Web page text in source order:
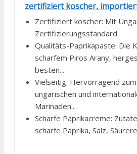
zertifiziert koscher,
Zertifiziert koscher: Mit
Zertifizierungsstandard
Qualitäts-Paprikapaste: Die
scharfem Piros Arany,
besten...
Vielseitig: Hervorragend
ungarischen und
Marinaden...
Scharfe Paprikacreme:
scharfe Paprika, Salz,